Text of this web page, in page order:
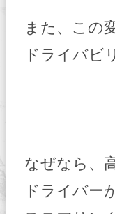
また、この
ドライバビ
なぜなら、
ドライバー